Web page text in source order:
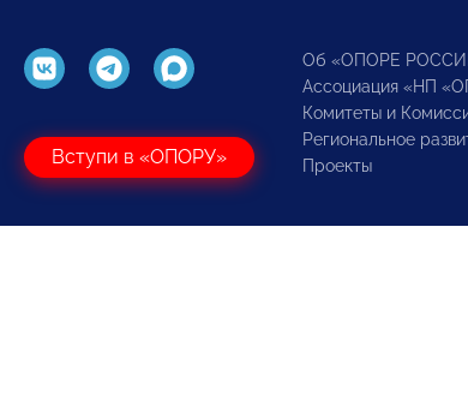
Вступи в «ОПОРУ»
Об «ОПОРЕ
Ассоциация «НП
Комитеты и
Региональное
Проекты